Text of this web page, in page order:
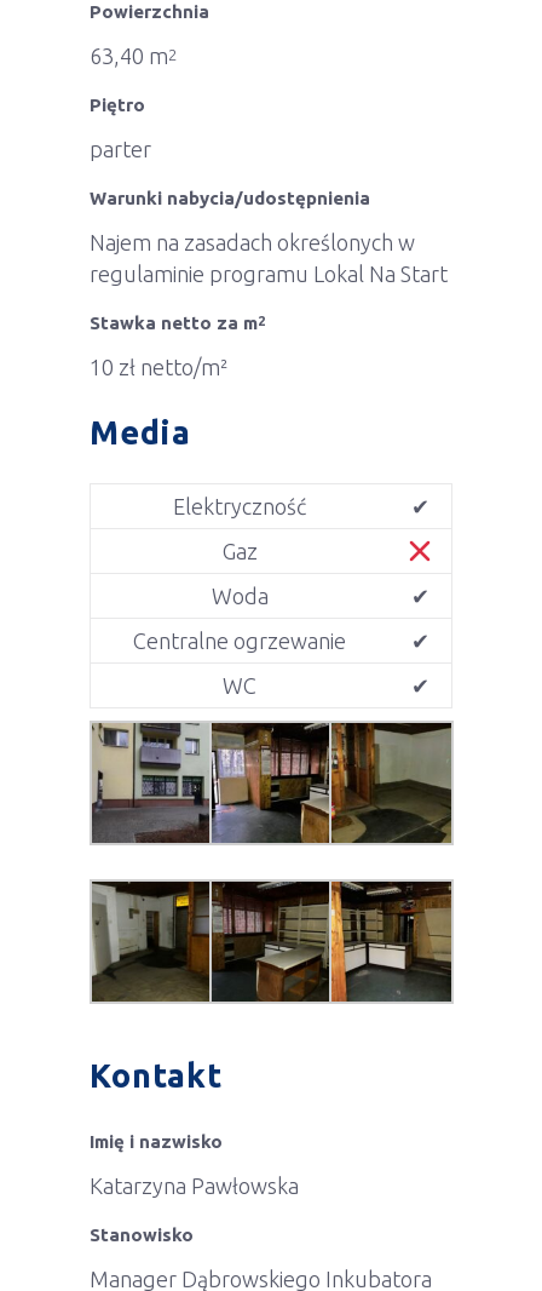
Powierzchnia
63,40 m2
Piętro
parter
Warunki nabycia/udostępnienia
Najem na zasadach określonych w
regulaminie programu Lokal Na Start
Stawka netto za m2
10 zł netto/m²
Media
Elektryczność
✔
Gaz
Woda
✔
Centralne ogrzewanie
✔
WC
✔
Kontakt
Imię i nazwisko
Katarzyna Pawłowska
Stanowisko
Manager Dąbrowskiego Inkubatora